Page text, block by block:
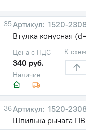
35
1520-
Втулка конусная
Наличие
Цена с НДС
340 руб.
К
36
1520-
Шпилька рычага